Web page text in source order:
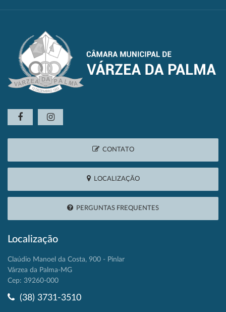
CONTATO
LOCALIZAÇÃO
PERGUNTAS FREQUENTES
Localização
Claúdio Manoel da Costa, 900 - Pinlar
Várzea da Palma-MG
Cep: 39260-000
(38) 3731-3510